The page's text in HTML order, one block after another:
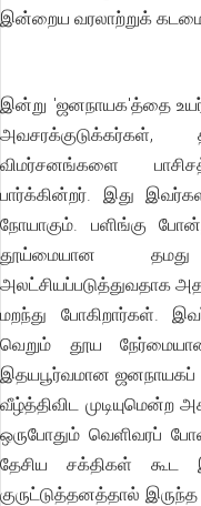
இன்றைய வரலாற்றுக்
இன்று 'ஜனநாயக'த்தை
விமர்சனங்களை
பார்க்கின்றர். இது
நோயாகும். பளிங்கு
தூய்மையான
அலட்சியப்படுத்துவதாக
மறந்து போகிறார்கள்.
வெறும் தூய
இதயபூர்வமான
வீழ்த்திவிட முடியுமென்ற
ஒருபோதும் வெளிவரப்
தேசிய சக்திகள்
குருட்டுத்தனத்தால்